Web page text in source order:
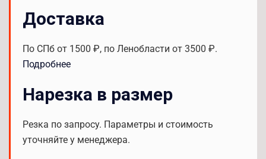
Доставка
По СПб от 1500 ₽, по Ленобласти от 3500 ₽.
Подробнее
Нарезка в размер
Резка по запросу. Параметры и стоимость
уточняйте у менеджера.